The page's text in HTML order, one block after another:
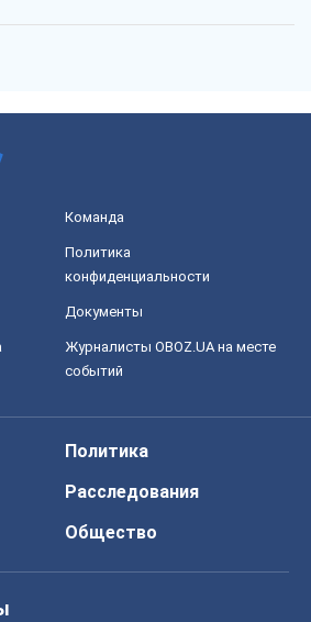
Команда
Политика
конфиденциальности
Документы
Журналисты OBOZ.UA на месте
событий
Политика
Расследования
Общество